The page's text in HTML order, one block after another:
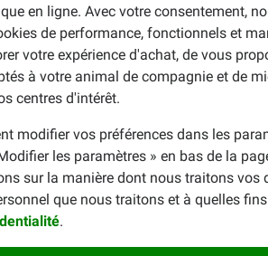
en ligne. Avec votre consentement,
de performance, fonctionnels et
votre expérience d'achat, de vous
à votre animal de compagnie et de
centres d'intérêt.
modifier vos préférences dans les
les paramètres » en bas de la
sur la manière dont nous traitons vos
que nous traitons et à quelles
.